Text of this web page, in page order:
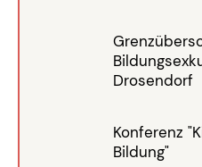
Drosendorf
Konferenz
Bildung"